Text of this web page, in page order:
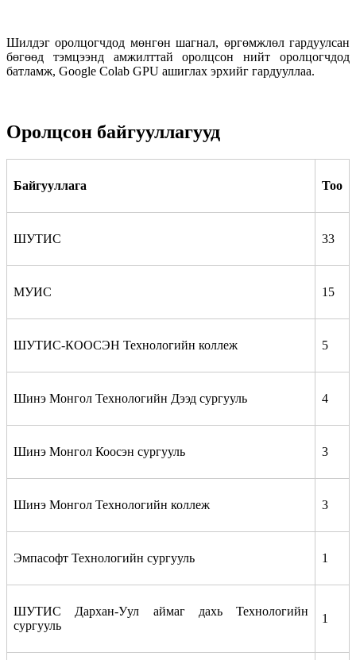
Шилдэг оролцогчдод мөнгөн шагнал, өргөмжлөл гардуулсан
бөгөөд тэмцээнд амжилттай оролцсон нийт оролцогчдод
батламж, Google Colab GPU ашиглах эрхийг гардууллаа.
Оролцсон байгууллагууд
Байгууллага Тоо
ШУТИС 33
МУИС 15
ШУТИС-КООСЭН Технологийн коллеж 5
Шинэ Монгол Технологийн Дээд сургууль 4
Шинэ Монгол Коосэн сургууль 3
Шинэ Монгол Технологийн коллеж 3
Эмпасофт Технологийн сургууль 1
ШУТИС Дархан-Уул аймаг дахь Технологийн
сургууль
1